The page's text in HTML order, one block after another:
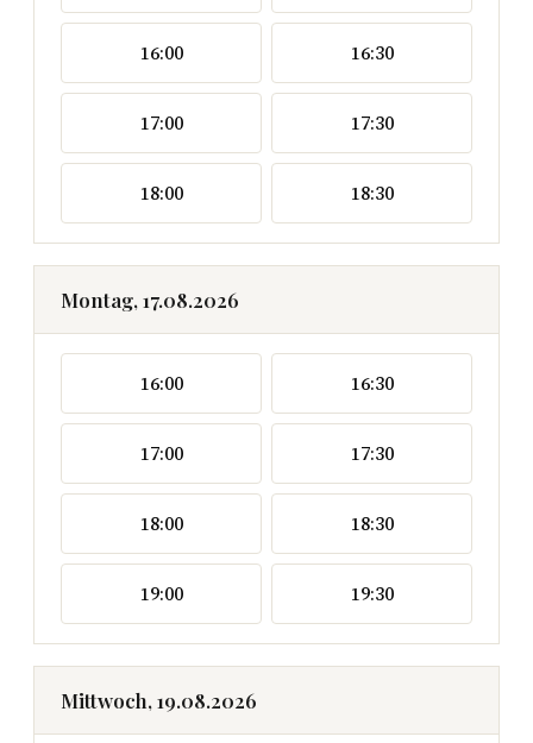
16:00 16:30
17:00 17:30
18:00 18:30
Montag, 17.08.2026
16:00 16:30
17:00 17:30
18:00 18:30
19:00 19:30
Mittwoch, 19.08.2026